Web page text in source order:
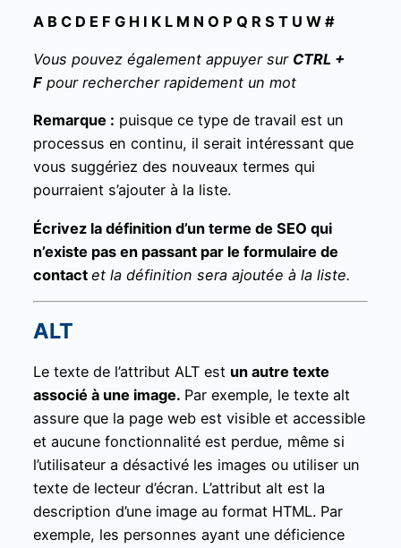
A B C D E F G H I K L M N O P Q R S T U W #
Vous pouvez également appuyer sur CTRL +
Fpour rechercher rapidement un mot
Remarque : puisque ce type de travail est un
processus en continu, il serait intéressant que
vous suggériez des nouveaux termes qui
pourraient s’ajouter à la liste.
Écrivez la définition d’un terme de SEO qui
n’existe pas en passant par le formulaire de
contact et la définition sera ajoutée à la liste.
ALT
Le texte de l’attribut ALT est un autre texte
associé à une image. Par exemple, le texte alt
assure que la page web est visible et accessible
et aucune fonctionnalité est perdue, même si
l’utilisateur a désactivé les images ou utiliser un
texte de lecteur d’écran. L’attribut alt est la
description d’une image au format HTML. Par
exemple, les personnes ayant une déficience